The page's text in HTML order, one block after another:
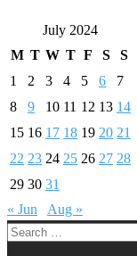
July 2024
M T W T F S
S
1
2 3 4 5 6
7
8
9 10 11 12 13 14
15 16 17 18 19 20 21
22 23 24 25 26 27 28
29 30 31
« Jun
Aug »
Search